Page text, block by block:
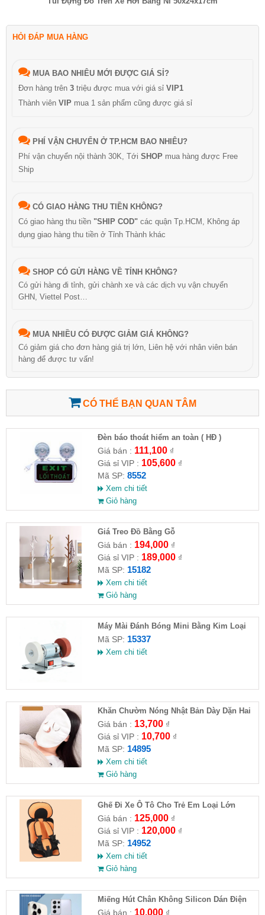
HỎI ĐÁP MUA HÀNG
MUA BAO NHIÊU MỚI ĐƯỢC GIÁ SỈ?
Đơn hàng trên 3 triệu được mua với giá sỉ VIP1
Thành viên VIP mua 1 sản phẩm cũng được giá sỉ
PHÍ VẬN CHUYỂN Ở TP.HCM BAO NHIÊU?
Phí vận chuyển nội thành 30K, Tới SHOP mua hàng được Free
Ship
CÓ GIAO HÀNG THU TIỀN KHÔNG?
Có giao hàng thu tiền "SHIP COD" các quận Tp.HCM, Không áp
dụng giao hàng thu tiền ở Tỉnh Thành khác
SHOP CÓ GỬI HÀNG VỀ TỈNH KHÔNG?
Có gửi hàng đi tỉnh, gửi chành xe và các dịch vụ vận chuyển
GHN, Viettel Post…
MUA NHIỀU CÓ ĐƯỢC GIẢM GIÁ KHÔNG?
Có giảm giá cho đơn hàng giá trị lớn, Liên hệ với nhân viên bán
hàng để được tư vấn!
CÓ THỂ BẠN QUAN TÂM
Đèn báo thoát hiểm an toàn ( HĐ )
Giá bán : 111,100₫
Giá sỉ VIP : 105,600₫
Mã SP: 8552
Xem chi tiết
Giỏ hàng
Giá Treo Đồ Bằng Gỗ
Giá bán : 194,000₫
Giá sỉ VIP : 189,000₫
Mã SP: 15182
Xem chi tiết
Giỏ hàng
Máy Mài Đánh Bóng Mini Bằng Kim Loại
Mã SP: 15337
Xem chi tiết
Khăn Chườm Nóng Nhật Bản Dày Dặn Hai
Lớp
Giá bán : 13,700₫
Giá sỉ VIP : 10,700₫
Mã SP: 14895
Xem chi tiết
Giỏ hàng
Ghế Đi Xe Ô Tô Cho Trẻ Em Loại Lớn
56x24x36
Giá bán : 125,000₫
Giá sỉ VIP : 120,000₫
Mã SP: 14952
Xem chi tiết
Giỏ hàng
Miếng Hút Chân Không Silicon Dán Điện
Thoại
Giá bán : 10,000₫